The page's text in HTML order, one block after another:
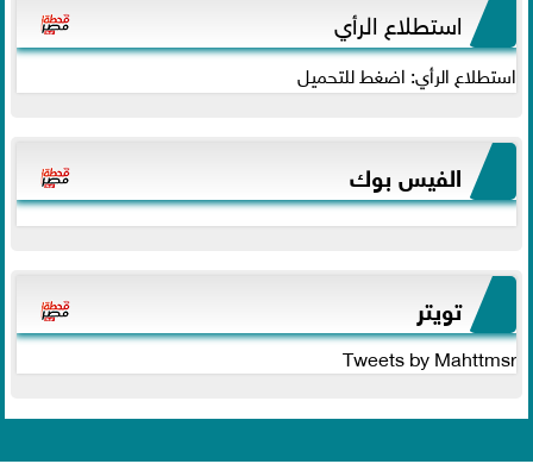
استطلاع الرأي
استطلاع الرأي: اضغط للتحميل
الفيس بوك
تويتر
Tweets by Mahttmsr